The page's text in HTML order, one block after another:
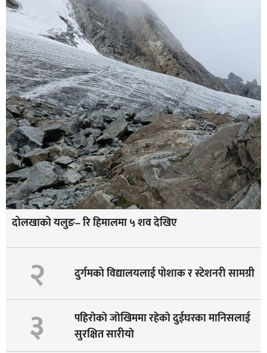
दोलखाको यलुङ– रि हिमालमा ५ शव देखिए
२ दुर्गमको विद्यालयलाई पोशाक र स्टेशनरी सामग्री
३
पहिराेकाे जाेखिममा रहेकाे दुईघरका मानिसलाई
सुरक्षित सारीयाे